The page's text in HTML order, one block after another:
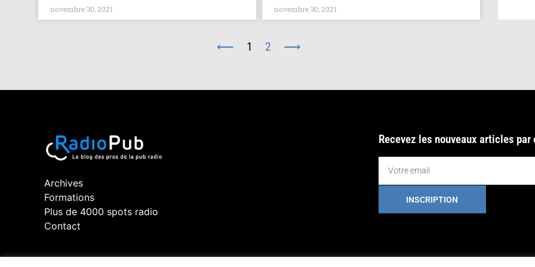
novembre 30, 2021 novembre 30, 2021
⟵ 1 2 ⟶
Archives
Formations
Plus de 4000 spots radio
Contact
Recevez les nouveaux articles par
INSCRIPTION